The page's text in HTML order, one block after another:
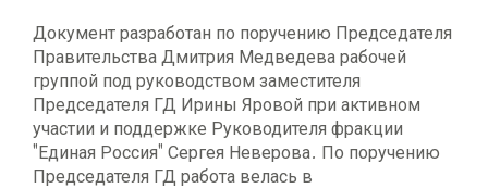
Документ разработан по поручению Председателя
Правительства Дмитрия Медведева рабочей
группой под руководством заместителя
Председателя ГД Ирины Яровой при активном
участии и поддержке Руководителя фракции
"Единая Россия" Сергея Неверова. По поручению
Председателя ГД работа велась в